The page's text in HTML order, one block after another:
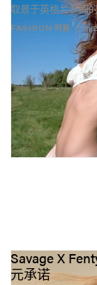
FASHION 时装
取景于英格兰乡间
Jun
Savage X
元承诺